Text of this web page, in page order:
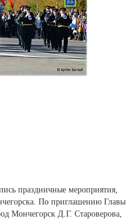
праздничные мероприятия,
По приглашению Главы
Мончегорск Д.Г. Староверова,